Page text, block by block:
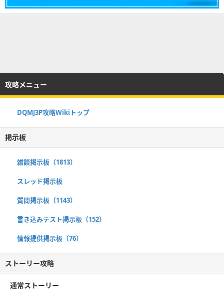
攻略メニュー
DQMJ3P攻略Wikiトップ
掲示板
雑談掲示板（1813）
スレッド掲示板
質問掲示板（1143）
書き込みテスト掲示板（152）
情報提供掲示板（76）
ストーリー攻略
通常ストーリー